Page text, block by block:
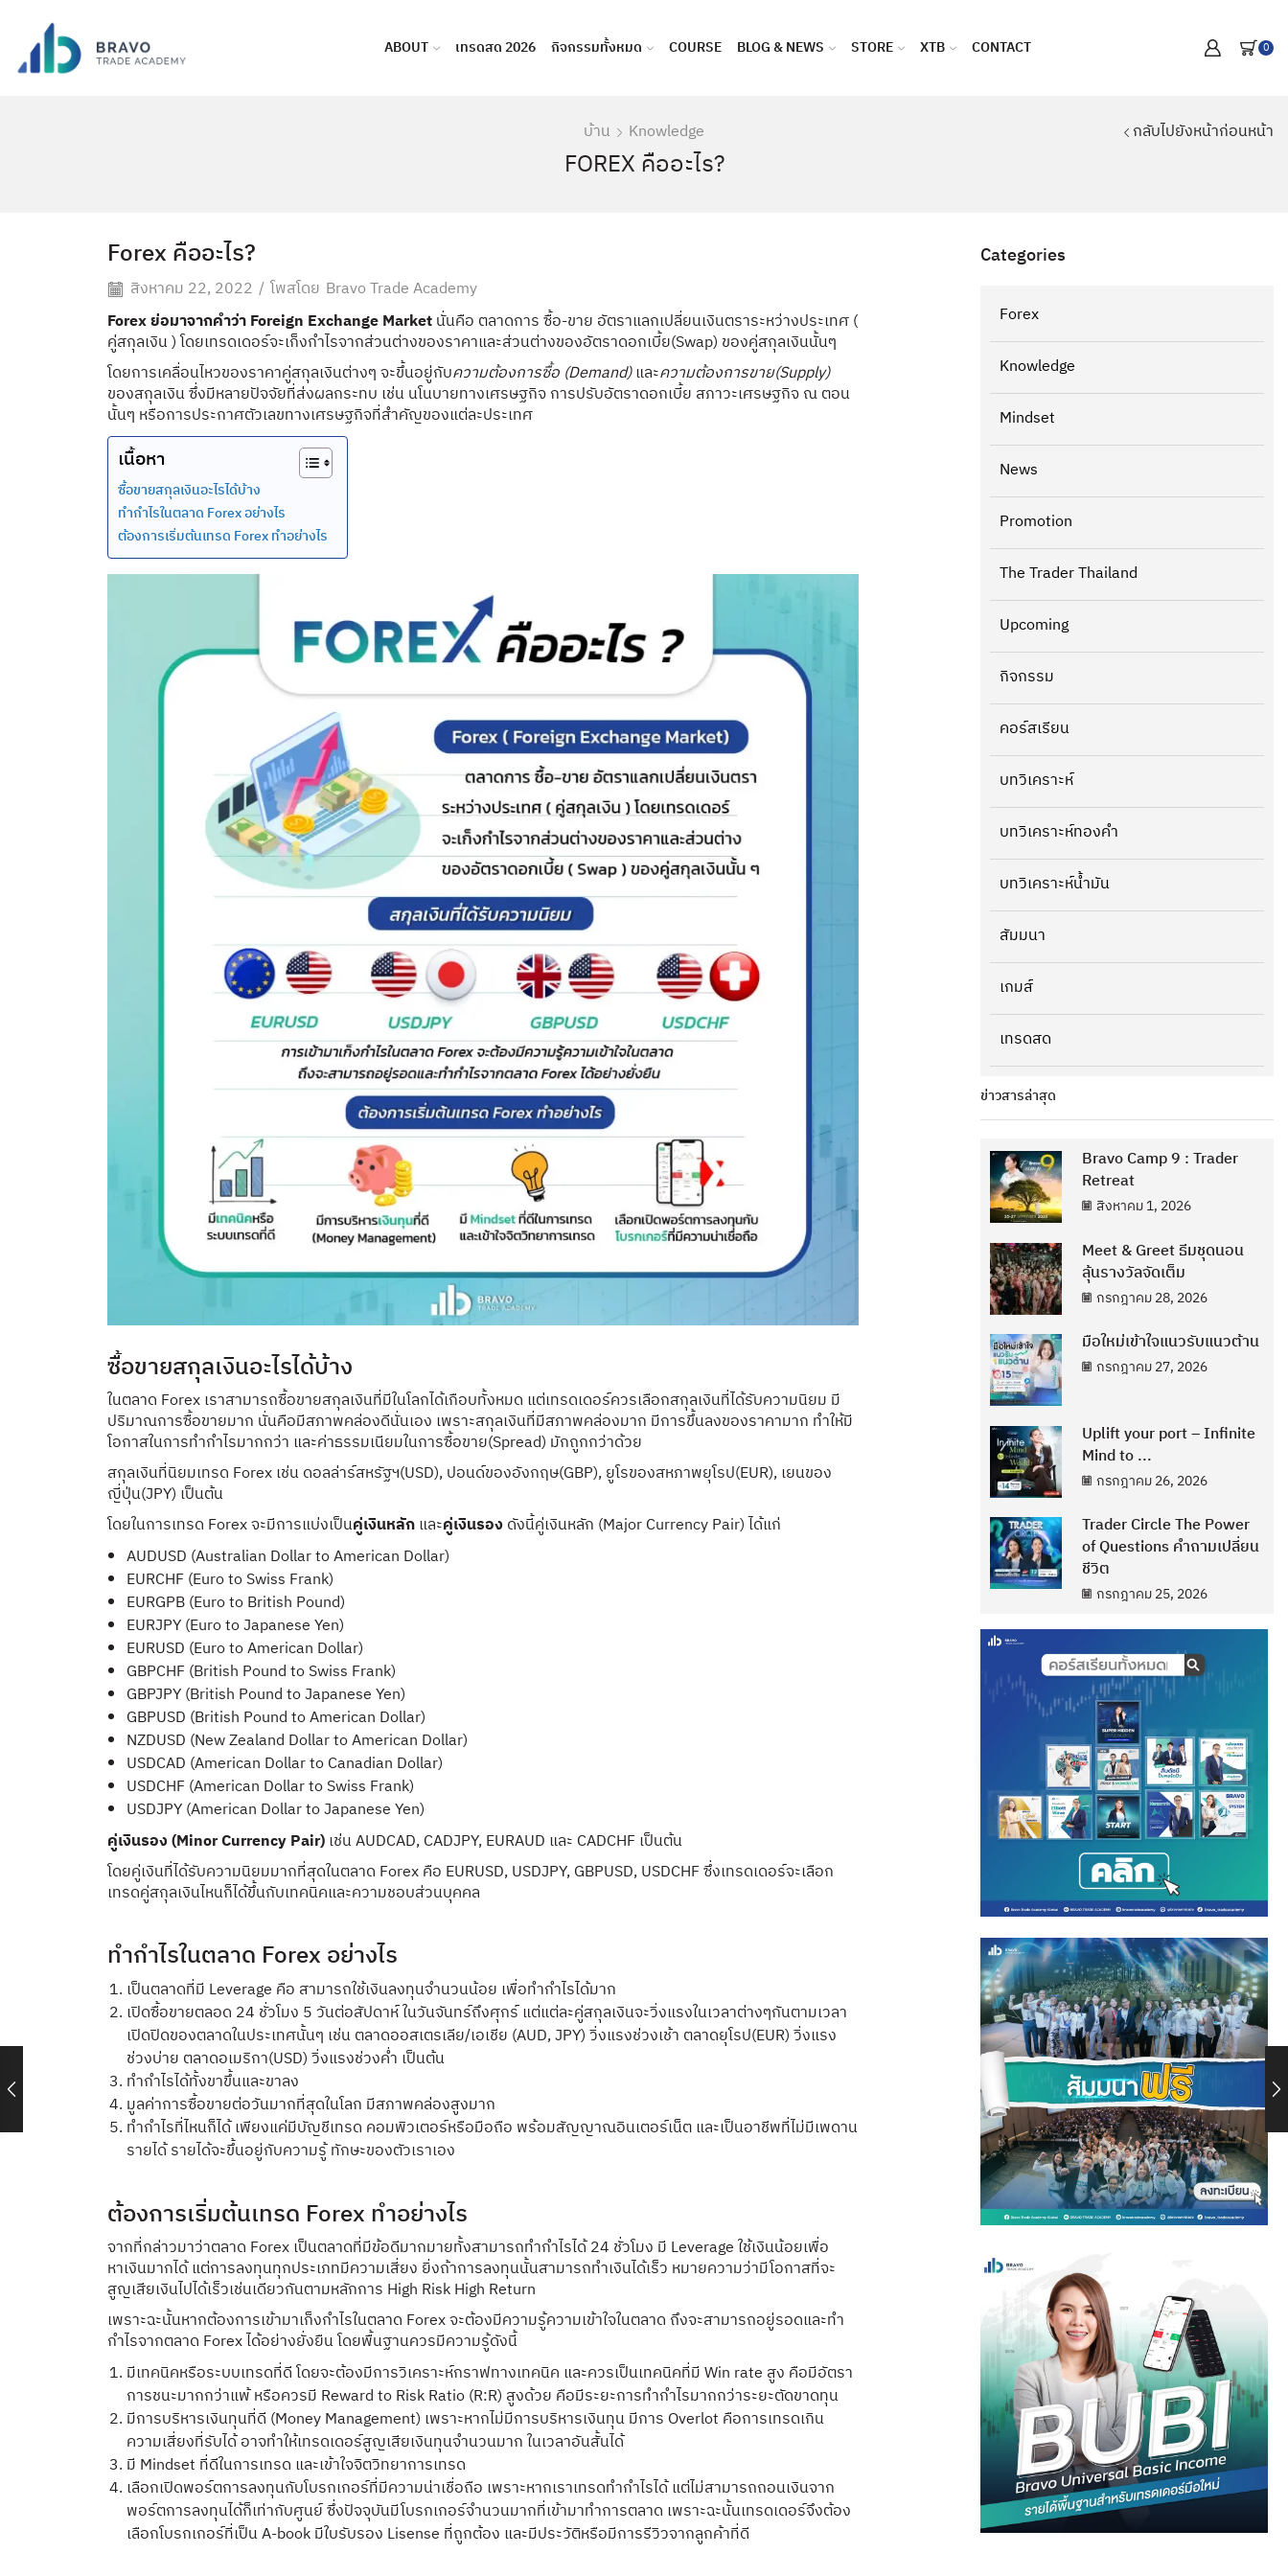
ABOUT เทรดสด 2026 กิจกรรมทั้งหมด COURSE BLOG & NEWS STORE XTB CONTACT 0
กลับไปยังหน้าก่อนหน้า
บ้าน Knowledge
FOREX คืออะไร?
Forex คืออะไร?
สิงหาคม 22, 2022 / โพสโดย Bravo Trade Academy
Forex ย่อมาจากคำว่า Foreign Exchange Marketนั่นคือ ตลาดการ ซื้อ-ขาย อัตราแลกเปลี่ยนเงินตราระหว่างประเทศ (
คู่สกุลเงิน ) โดยเทรดเดอร์จะเก็งกำไรจากส่วนต่างของราคาและส่วนต่างของอัตราดอกเบี้ย(Swap) ของคู่สกุลเงินนั้นๆ
โดยการเคลื่อนไหวของราคาคู่สกุลเงินต่างๆ จะขึ้นอยู่กับความต้องการซื้อ (Demand)และความต้องการขาย(Supply)
ของสกุลเงิน ซึ่งมีหลายปัจจัยที่ส่งผลกระทบ เช่น นโนบายทางเศรษฐกิจ การปรับอัตราดอกเบี้ย สภาวะเศรษฐกิจ ณ ตอน
นั้นๆ หรือการประกาศตัวเลขทางเศรษฐกิจที่สำคัญของแต่ละประเทศ
เนื้อหา
ซื้อขายสกุลเงินอะไรได้บ้าง
ทำกำไรในตลาด Forex อย่างไร
ต้องการเริ่มต้นเทรด Forex ทำอย่างไร
ซื้อขายสกุลเงินอะไรได้บ้าง
ในตลาด Forex เราสามารถซื้อขายสกุลเงินที่มีในโลกได้เกือบทั้งหมด แต่เทรดเดอร์ควรเลือกสกุลเงินที่ได้รับความนิยม มี
ปริมาณการซื้อขายมาก นั่นคือมีสภาพคล่องดีนั่นเอง เพราะสกุลเงินที่มีสภาพคล่องมาก มีการขึ้นลงของราคามาก ทำให้มี
โอกาสในการทำกำไรมากกว่า และค่าธรรมเนียมในการซื้อขาย(Spread) มักถูกกว่าด้วย
สกุลเงินที่นิยมเทรด Forex เช่น ดอลล่าร์สหรัฐฯ(USD), ปอนด์ของอังกฤษ(GBP), ยูโรของสหภาพยุโรป(EUR), เยนของ
ญี่ปุ่น(JPY) เป็นต้น
โดยในการเทรด Forex จะมีการแบ่งเป็นคู่เงินหลักและคู่เงินรองดังนี้คู่เงินหลัก (Major Currency Pair) ได้แก่
AUDUSD (Australian Dollar to American Dollar)
EURCHF (Euro to Swiss Frank)
EURGPB (Euro to British Pound)
EURJPY (Euro to Japanese Yen)
EURUSD (Euro to American Dollar)
GBPCHF (British Pound to Swiss Frank)
GBPJPY (British Pound to Japanese Yen)
GBPUSD (British Pound to American Dollar)
NZDUSD (New Zealand Dollar to American Dollar)
USDCAD (American Dollar to Canadian Dollar)
USDCHF (American Dollar to Swiss Frank)
USDJPY (American Dollar to Japanese Yen)
คู่เงินรอง (Minor Currency Pair)เช่น AUDCAD, CADJPY, EURAUD และ CADCHF เป็นต้น
โดยคู่เงินที่ได้รับความนิยมมากที่สุดในตลาด Forex คือ EURUSD, USDJPY, GBPUSD, USDCHF ซึ่งเทรดเดอร์จะเลือก
เทรดคู่สกุลเงินไหนก็ได้ขึ้นกับเทคนิคและความชอบส่วนบุคคล
ทำกำไรในตลาด Forex อย่างไร
เป็นตลาดที่มี Leverage คือ สามารถใช้เงินลงทุนจำนวนน้อย เพื่อทำกำไรได้มาก
เปิดซื้อขายตลอด 24 ชั่วโมง 5 วันต่อสัปดาห์ ในวันจันทร์ถึงศุกร์ แต่แต่ละคู่สกุลเงินจะวิ่งแรงในเวลาต่างๆกันตามเวลา
เปิดปิดของตลาดในประเทศนั้นๆ เช่น ตลาดออสเตรเลีย/เอเชีย (AUD, JPY) วิ่งแรงช่วงเช้า ตลาดยุโรป(EUR) วิ่งแรง
ช่วงบ่าย ตลาดอเมริกา(USD) วิ่งแรงช่วงค่ำ เป็นต้น
ทำกำไรได้ทั้งขาขึ้นและขาลง
มูลค่าการซื้อขายต่อวันมากที่สุดในโลก มีสภาพคล่องสูงมาก
ทำกำไรที่ไหนก็ได้ เพียงแค่มีบัญชีเทรด คอมพิวเตอร์หรือมือถือ พร้อมสัญญาณอินเตอร์เน็ต และเป็นอาชีพที่ไม่มีเพดาน
รายได้ รายได้จะขึ้นอยู่กับความรู้ ทักษะของตัวเราเอง
ต้องการเริ่มต้นเทรด Forex ทำอย่างไร
จากที่กล่าวมาว่าตลาด Forex เป็นตลาดที่มีข้อดีมากมายทั้งสามารถทำกำไรได้ 24 ชั่วโมง มี Leverage ใช้เงินน้อยเพื่อ
หาเงินมากได้ แต่การลงทุนทุกประเภทมีความเสี่ยง ยิ่งถ้าการลงทุนนั้นสามารถทำเงินได้เร็ว หมายความว่ามีโอกาสที่จะ
สูญเสียเงินไปได้เร็วเช่นเดียวกันตามหลักการ High Risk High Return
เพราะฉะนั้นหากต้องการเข้ามาเก็งกำไรในตลาด Forex จะต้องมีความรู้ความเข้าใจในตลาด ถึงจะสามารถอยู่รอดและทำ
กำไรจากตลาด Forex ได้อย่างยั่งยืน โดยพื้นฐานควรมีความรู้ดังนี้
มีเทคนิคหรือระบบเทรดที่ดี โดยจะต้องมีการวิเคราะห์กราฟทางเทคนิค และควรเป็นเทคนิคที่มี Win rate สูง คือมีอัตรา
การชนะมากกว่าแพ้ หรือควรมี Reward to Risk Ratio (R:R) สูงด้วย คือมีระยะการทำกำไรมากกว่าระยะตัดขาดทุน
มีการบริหารเงินทุนที่ดี (Money Management) เพราะหากไม่มีการบริหารเงินทุน มีการ Overlot คือการเทรดเกิน
ความเสี่ยงที่รับได้ อาจทำให้เทรดเดอร์สูญเสียเงินทุนจำนวนมาก ในเวลาอันสั้นได้
มี Mindset ที่ดีในการเทรด และเข้าใจจิตวิทยาการเทรด
เลือกเปิดพอร์ตการลงทุนกับโบรกเกอร์ที่มีความน่าเชื่อถือ เพราะหากเราเทรดทำกำไรได้ แต่ไม่สามารถถอนเงินจาก
พอร์ตการลงทุนได้ก็เท่ากับศูนย์ ซึ่งปัจจุบันมีโบรกเกอร์จำนวนมากที่เข้ามาทำการตลาด เพราะฉะนั้นเทรดเดอร์จึงต้อง
เลือกโบรกเกอร์ที่เป็น A-book มีใบรับรอง Lisense ที่ถูกต้อง และมีประวัติหรือมีการรีวิวจากลูกค้าที่ดี
Categories
Forex
Knowledge
Mindset
News
Promotion
The Trader Thailand
Upcoming
กิจกรรม
คอร์สเรียน
บทวิเคราะห์
บทวิเคราะห์ทองคำ
บทวิเคราะห์น้ำมัน
สัมมนา
เกมส์
เทรดสด
ข่าวสารล่าสุด
Bravo Camp 9 : Trader
Retreat
สิงหาคม 1, 2026
Meet & Greet ธีมชุดนอน
ลุ้นรางวัลจัดเต็ม
กรกฎาคม 28, 2026
มือใหม่เข้าใจแนวรับแนวต้าน
กรกฎาคม 27, 2026
Uplift your port – Infinite
Mind to ...
กรกฎาคม 26, 2026
Trader Circle The Power
of Questions คำถามเปลี่ยน
ชีวิต
กรกฎาคม 25, 2026